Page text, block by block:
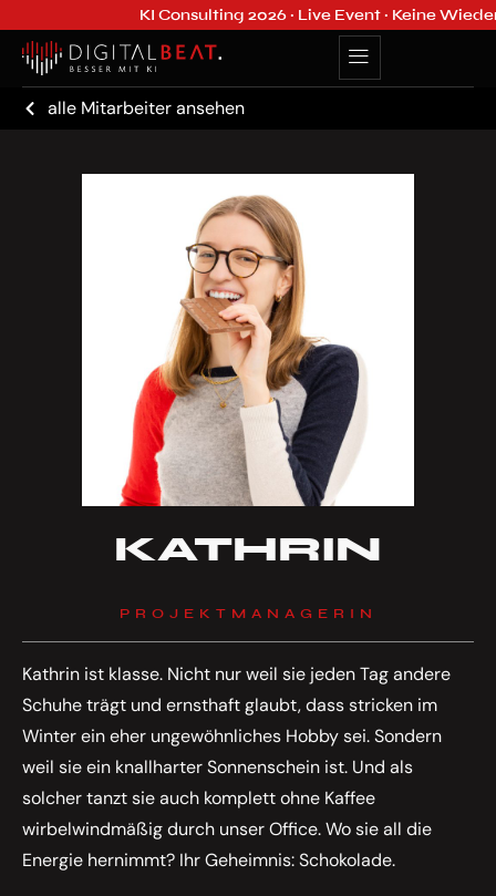
KI Consulting 2026 · Live Event · Keine
alle Mitarbeiter ansehen
KATHRIN
PROJEKTMANAGERIN
Kathrin ist klasse. Nicht nur weil sie jeden Tag andere
Schuhe trägt und ernsthaft glaubt, dass stricken im
Winter ein eher ungewöhnliches Hobby sei. Sondern
weil sie ein knallharter Sonnenschein ist. Und als
solcher tanzt sie auch komplett ohne Kaffee
wirbelwindmäßig durch unser Office. Wo sie all die
Energie hernimmt? Ihr Geheimnis: Schokolade.